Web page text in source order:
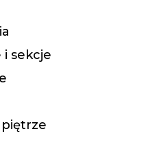
i sekcje
piętrze